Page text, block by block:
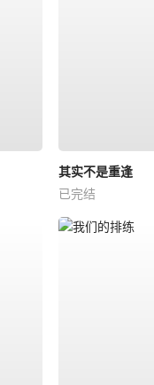
其实不是重逢
已完结